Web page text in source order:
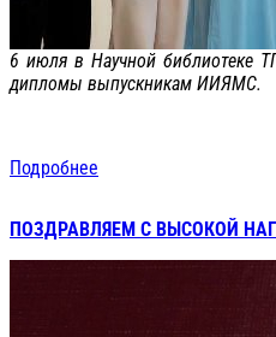
6 июля в Научной библиотеке
дипломы выпускникам ИИЯМС.
Подробнее
ПОЗДРАВЛЯЕМ С ВЫСОКОЙ